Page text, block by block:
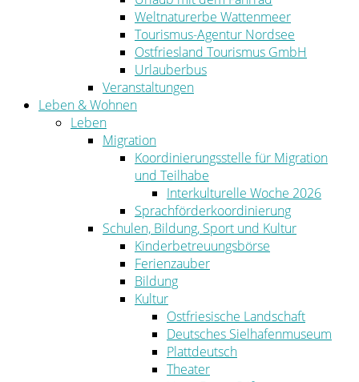
Weltnaturerbe Wattenmeer
Tourismus-Agentur Nordsee
Ostfriesland Tourismus GmbH
Urlauberbus
Veranstaltungen
Leben & Wohnen
Leben
Migration
Koordinierungsstelle für Migration
und Teilhabe
Interkulturelle Woche 2026
Sprachförderkoordinierung
Schulen, Bildung, Sport und Kultur
Kinderbetreuungsbörse
Ferienzauber
Bildung
Kultur
Ostfriesische Landschaft
Deutsches Sielhafenmuseum
Plattdeutsch
Theater